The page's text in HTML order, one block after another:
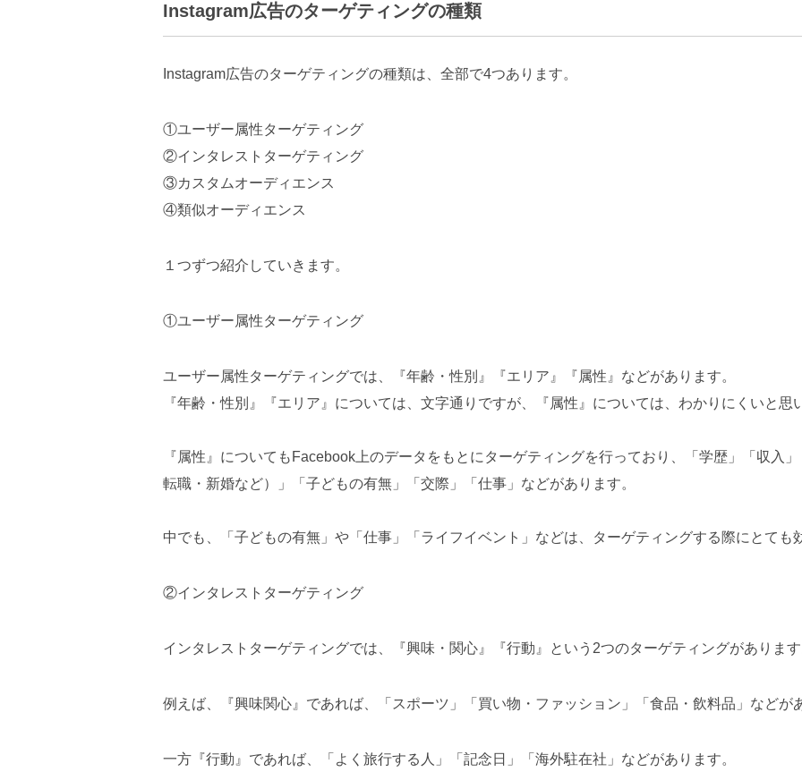
Instagram広告のターゲティングの種類
Instagram広告のターゲティングの種類は、全部で4つあります。
①ユーザー属性ターゲティング
②インタレストターゲティング
③カスタムオーディエンス
④類似オーディエンス
１つずつ紹介していきます。
①ユーザー属性ターゲティング
ユーザー属性ターゲティングでは、『年齢・性別』『エリア』『属性』などがあります。
『年齢・性別』『エリア』については、文字通りですが、『属性』については、わかりにくいと思
『属性』についてもFacebook上のデータをもとにターゲティングを行っており、「学歴」「収入
転職・新婚など）」「子どもの有無」「交際」「仕事」などがあります。
中でも、「子どもの有無」や「仕事」「ライフイベント」などは、ターゲティングする際にとても
②インタレストターゲティング
インタレストターゲティングでは、『興味・関心』『行動』という2つのターゲティングがあります
例えば、『興味関心』であれば、「スポーツ」「買い物・ファッション」「食品・飲料品」などが
一方『行動』であれば、「よく旅行する人」「記念日」「海外駐在社」などがあります。